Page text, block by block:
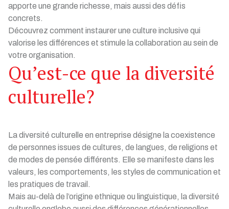
apporte une grande richesse, mais aussi des défis
concrets.
Découvrez comment instaurer une culture inclusive qui
valorise les différences et stimule la collaboration au sein de
votre organisation.
Qu’est-ce que la diversité
culturelle?
La diversité culturelle en entreprise désigne la coexistence
de personnes issues de cultures, de langues, de religions et
de modes de pensée différents. Elle se manifeste dans les
valeurs, les comportements, les styles de communication et
les pratiques de travail.
Mais au-delà de l’origine ethnique ou linguistique, la diversité